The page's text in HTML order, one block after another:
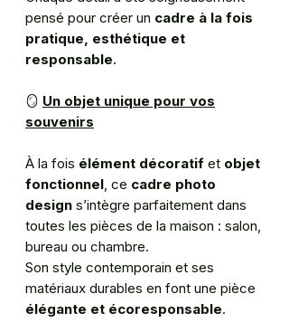
pensé pour créer un cadre à la fois
pratique, esthétique et
responsable.
🪞 Un objet unique pour vos
souvenirs
À la fois élément décoratif et objet
fonctionnel, ce cadre photo
design s’intègre parfaitement dans
toutes les pièces de la maison : salon,
bureau ou chambre.
Son style contemporain et ses
matériaux durables en font une pièce
élégante et écoresponsable.